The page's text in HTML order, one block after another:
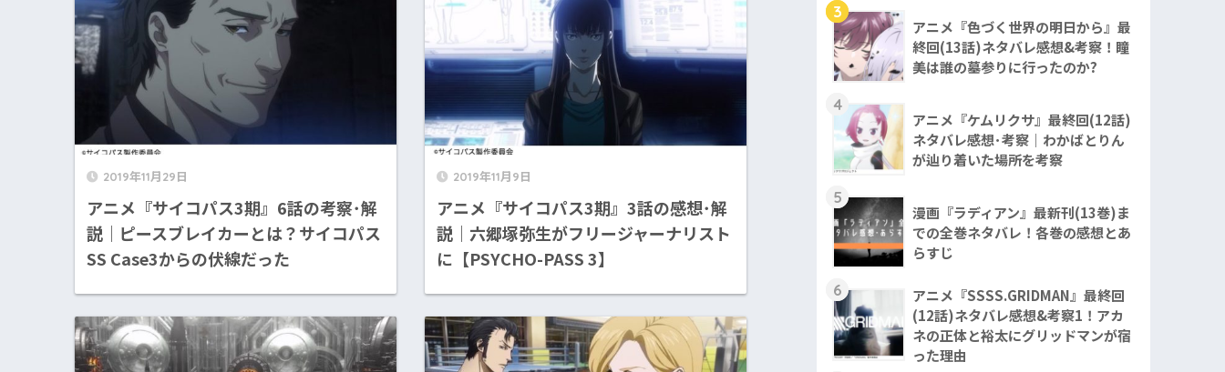
2019年11月29日
アニメ『サイコパス3期』6話の考察･解
説｜ピースブレイカーとは？サイコパス
SS Case3からの伏線だった
2019年11月9日
アニメ『サイコパス3期』3話の感想･解
説｜六郷塚弥生がフリージャーナリスト
に【PSYCHO-PASS 3】
3
アニメ『色づく世界の明日から』最
終回(13話)ネタバレ感想&考察！瞳
美は誰の墓参りに行ったのか?
4
アニメ『ケムリクサ』最終回(12話)
ネタバレ感想･考察｜わかばとりん
が辿り着いた場所を考察
5
漫画『ラディアン』最新刊(13巻)ま
での全巻ネタバレ！各巻の感想とあ
らすじ
6
アニメ『SSSS.GRIDMAN』最終回
(12話)ネタバレ感想&考察1！アカ
ネの正体と裕太にグリッドマンが宿
った理由